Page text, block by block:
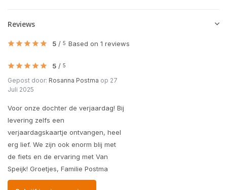
Reviews
5 / 5 Based on 1 reviews
5 / 5
Gepost door: Rosanna Postma op 27
Juli 2025
Voor onze dochter de verjaardag! Bij
levering zelfs een
verjaardagskaartje ontvangen, heel
erg lief. We zijn ook enorm blij met
de fiets en de ervaring met Van
Speijk! Groetjes, Familie Postma